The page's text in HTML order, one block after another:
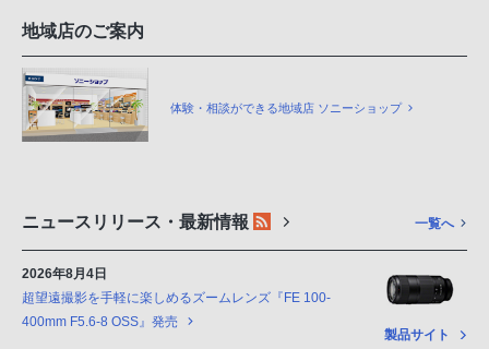
地域店のご案内
体験・相談ができる地域店 ソニーショップ
ニュースリリース・最新情報 一覧へ
2026年8月4日
超望遠撮影を手軽に楽しめるズームレンズ『FE 100-
400mm F5.6-8 OSS』発売
製品サイト